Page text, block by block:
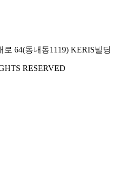
64(동내동1119) KERIS빌딩
RESERVED